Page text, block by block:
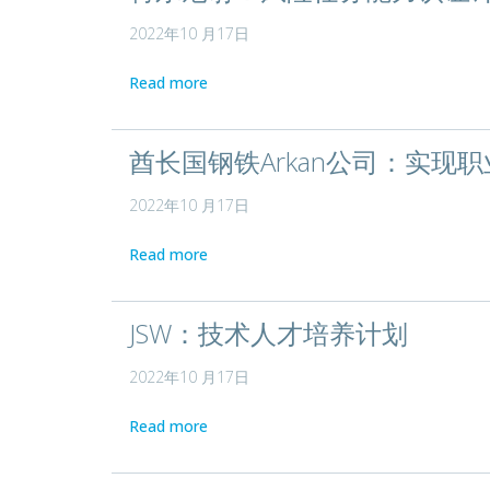
2022年10 月17日
Read more
酋长国钢铁Arkan公司：实现
2022年10 月17日
Read more
JSW：技术人才培养计划
2022年10 月17日
Read more